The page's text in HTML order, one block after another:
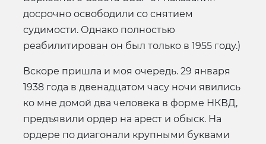
досрочно освободили со снятием
судимости. Однако полностью
реабилитирован он был только в 1955 году.)
Вскоре пришла и моя очередь. 29 января
1938 года в двенадцатом часу ночи явились
ко мне домой два человека в форме НКВД,
предъявили ордер на арест и обыск. На
ордере по диагонали крупными буквами